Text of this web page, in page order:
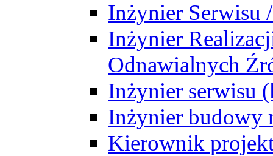
Inżynier Serwisu
Inżynier
Odnawialnych
Inżynier serwisu
Inżynier budowy
Kierownik